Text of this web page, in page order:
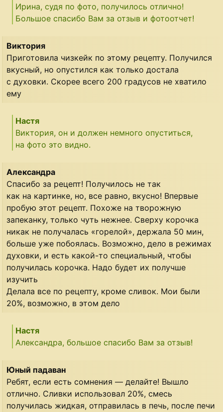
Ирина, судя по фото, получилось отлично!
Большое спасибо Вам за отзыв и фотоотчет!
Виктория
Приготовила чизкейк по этому рецепту. Получился
вкусный, но опустился как только достала
с духовки. Скорее всего 200 градусов не хватило
ему
Настя
Виктория, он и должен немного опуститься,
на фото это видно.
Александра
Спасибо за рецепт! Получилось не так
как на картинке, но, все равно, вкусно! Впервые
пробую этот рецепт. Похоже на творожную
запеканку, только чуть нежнее. Сверху корочка
никак не получалась «горелой», держала 50 мин,
больше уже побоялась. Возможно, дело в режимах
духовки, и есть какой-то специальный, чтобы
получилась корочка. Надо будет их получше
изучить
Делала все по рецепту, кроме сливок. Мои были
20%, возможно, в этом дело
Настя
Александра, большое спасибо Вам за отзыв!
Юный падаван
Ребят, если есть сомнения — делайте! Вышло
отлично. Сливки использовал 20%, смесь
получилась жидкая, отправилась в печь, после печи